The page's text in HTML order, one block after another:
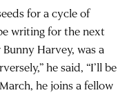
for a cycle of
writing for the next
Bunny Harvey, was a
he said, “I’ll be
he joins a fellow